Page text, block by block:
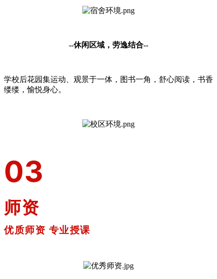
--休闲区域，劳逸结合--
学校后花园集运动、观景于一体，图书一角，舒心阅读，书香
缕缕，愉悦身心。
03
师资
优质师资 专业授课